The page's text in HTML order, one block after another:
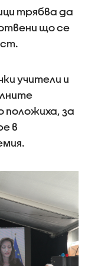
трябва да
що се
учители и
положиха, за
в